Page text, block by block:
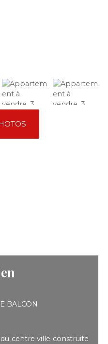
BALCON
centre ville construite